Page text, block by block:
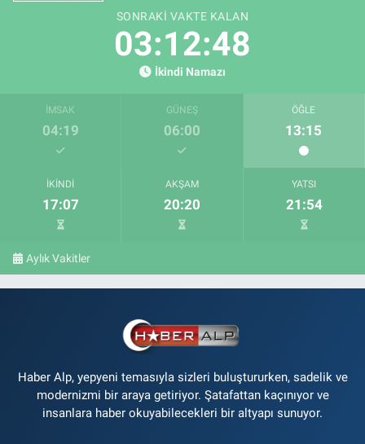
SONRAKI VAKTE KALAN
03:12:48
İkindi Namazı
İMSAK
04:19
GÜNEŞ
06:00
ÖĞLE
13:15
İKINDI
17:07
AKŞAM
20:20
YATSI
21:54
Aylık Vakitler
Haber Alp, yepyeni temasıyla sizleri buluştururken, sadelik ve
modernizmi bir araya getiriyor. Şatafattan kaçınıyor ve
insanlara haber okuyabilecekleri bir altyapı sunuyor.